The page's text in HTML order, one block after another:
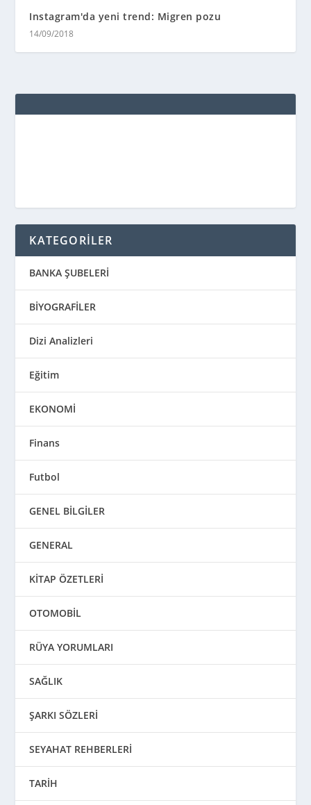
Instagram'da yeni trend: Migren pozu
14/09/2018
KATEGORİLER
BANKA ŞUBELERİ
BİYOGRAFİLER
Dizi Analizleri
Eğitim
EKONOMİ
Finans
Futbol
GENEL BİLGİLER
GENERAL
KİTAP ÖZETLERİ
OTOMOBİL
RÜYA YORUMLARI
SAĞLIK
ŞARKI SÖZLERİ
SEYAHAT REHBERLERİ
TARİH